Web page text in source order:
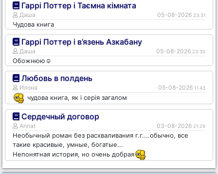
Гаррі Поттер і Таємна кімната
Даша 05-08-2026 23:31
Чудова книга
Гаррі Поттер і в’язень Азкабану
Даша 05-08-2026 23:30
Обожнюю☺️
Любовь в полдень
Илона 05-08-2026 11:43
чудова книга, як і серія загалом
Сердечный договор
Annat 03-08-2026 21:29
Необычный роман без расхваливания г.г....обычно, все
такие красивые, умные, богатые...
Непонятная история, но очень добрая